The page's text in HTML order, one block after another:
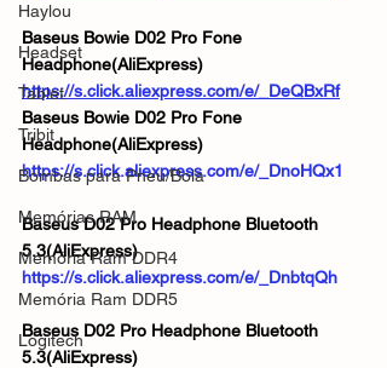
Haylou
Headset
Tablet
Tribit
Bombas para Pneu/Bola
Memórias RAM
Memória Ram DDR4
Memória Ram DDR5
Logitech
Baseus Bowie D02 Pro Fone
Headphone(AliExpress)
https://s.click.aliexpress.com/e/_DeQBxRf
Baseus Bowie D02 Pro Fone
Headphone(AliExpress)
https://s.click.aliexpress.com/e/_DnoHQx1
Baseus D02 Pro Headphone Bluetooth
5.3(AliExpress)
https://s.click.aliexpress.com/e/_DnbtqQh
Baseus D02 Pro Headphone Bluetooth
5.3(AliExpress)